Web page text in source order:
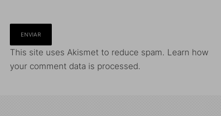
This site uses Akismet to reduce spam. Learn how
your comment data is processed.